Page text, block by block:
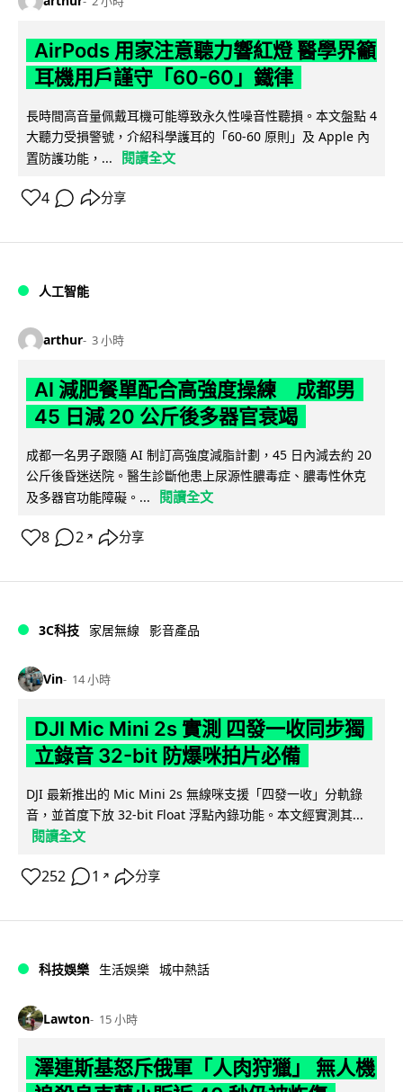
AirPods 用家注意聽力響紅燈 醫學界籲
耳機用戶謹守「60-60」鐵律
長時間高音量佩戴耳機可能導致永久性噪音性聽損。本文盤點 4
大聽力受損警號，介紹科學護耳的「60-60 原則」及 Apple 內
置防護功能，...
閱讀全文
4 分享
人工智能
arthur 3 小時
AI 減肥餐單配合高強度操練 成都男
45 日減 20 公斤後多器官衰竭
成都一名男子跟隨 AI 制訂高強度減脂計劃，45 日內減去約 20
公斤後昏迷送院。醫生診斷他患上尿源性膿毒症、膿毒性休克
及多器官功能障礙。...
閱讀全文
8 2 ↗ 分享
3C科技 家居無線 影音產品
Vin 14 小時
DJI Mic Mini 2s 實測 四發一收同步獨
立錄音 32-bit 防爆咪拍片必備
DJI 最新推出的 Mic Mini 2s 無線咪支援「四發一收」分軌錄
音，並首度下放 32-bit Float 浮點內錄功能。本文經實測其...
閱讀全文
252 1 ↗ 分享
科技娛樂 生活娛樂 城中熱話
Lawton 15 小時
澤連斯基怒斥俄軍「人肉狩獵」 無人機